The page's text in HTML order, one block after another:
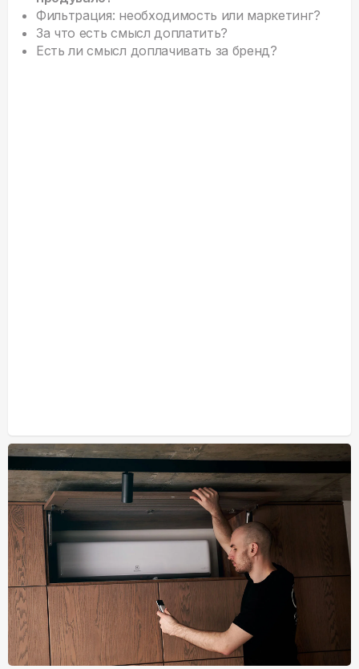
Фильтрация: необходимость или маркетинг?
За что есть смысл доплатить?
Есть ли смысл доплачивать за бренд?